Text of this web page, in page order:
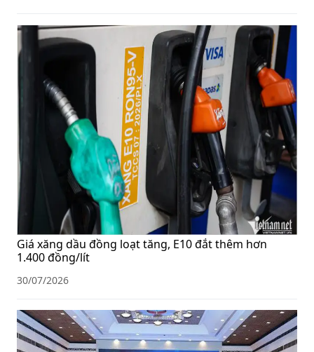
Giá xăng dầu đồng loạt tăng, E10 đắt thêm hơn
1.400 đồng/lít
30/07/2026